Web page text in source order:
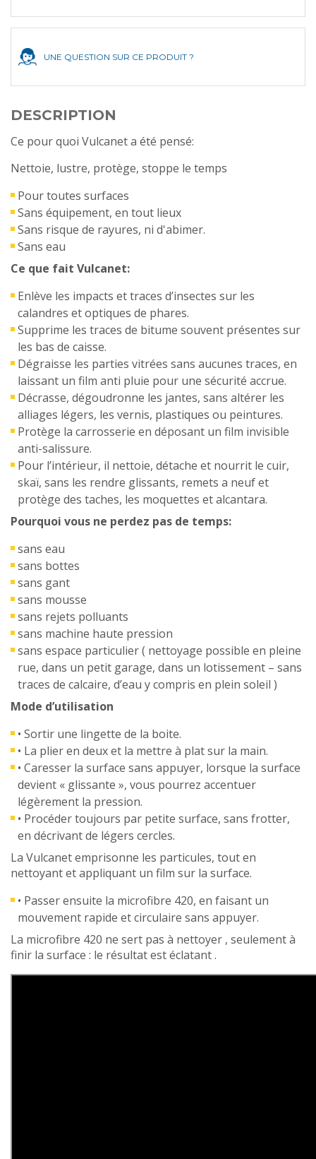
UNE QUESTION SUR CE PRODUIT ?
DESCRIPTION
Ce pour quoi Vulcanet a été pensé:
Nettoie, lustre, protège, stoppe le temps
Pour toutes surfaces
Sans équipement, en tout lieux
Sans risque de rayures, ni d'abimer.
Sans eau
Ce que fait Vulcanet:
Enlève les impacts et traces d’insectes sur les
calandres et optiques de phares.
Supprime les traces de bitume souvent présentes sur
les bas de caisse.
Dégraisse les parties vitrées sans aucunes traces, en
laissant un film anti pluie pour une sécurité accrue.
Décrasse, dégoudronne les jantes, sans altérer les
alliages légers, les vernis, plastiques ou peintures.
Protège la carrosserie en déposant un film invisible
anti-salissure.
Pour l’intérieur, il nettoie, détache et nourrit le cuir,
skaï, sans les rendre glissants, remets a neuf et
protège des taches, les moquettes et alcantara.
Pourquoi vous ne perdez pas de temps:
sans eau
sans bottes
sans gant
sans mousse
sans rejets polluants
sans machine haute pression
sans espace particulier ( nettoyage possible en pleine
rue, dans un petit garage, dans un lotissement – sans
traces de calcaire, d’eau y compris en plein soleil )
Mode d’utilisation
• Sortir une lingette de la boite.
• La plier en deux et la mettre à plat sur la main.
• Caresser la surface sans appuyer, lorsque la surface
devient « glissante », vous pourrez accentuer
légèrement la pression.
• Procéder toujours par petite surface, sans frotter,
en décrivant de légers cercles.
La Vulcanet emprisonne les particules, tout en
nettoyant et appliquant un film sur la surface.
• Passer ensuite la microfibre 420, en faisant un
mouvement rapide et circulaire sans appuyer.
La microfibre 420 ne sert pas à nettoyer , seulement à
finir la surface : le résultat est éclatant .